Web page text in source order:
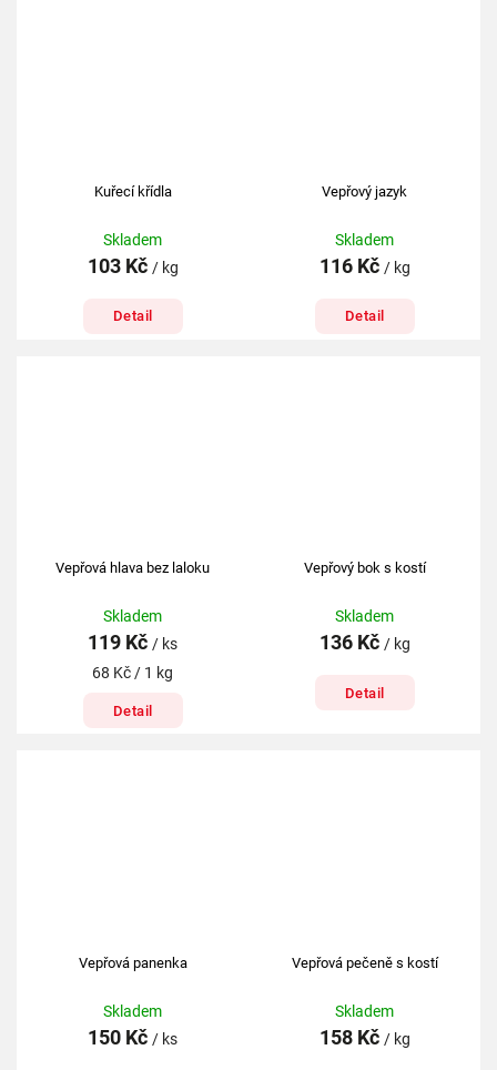
Kuřecí křídla
Skladem
103 Kč / kg
Detail
Vepřový jazyk
Skladem
116 Kč / kg
Detail
Vepřová hlava bez laloku
Skladem
119 Kč / ks
68 Kč / 1 kg
Detail
Vepřový bok s kostí
Skladem
136 Kč / kg
Detail
Vepřová panenka
Skladem
150 Kč / ks
Vepřová pečeně s kostí
Skladem
158 Kč / kg